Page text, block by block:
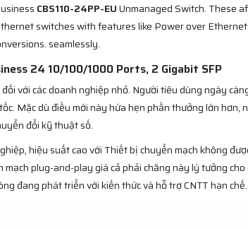
CBS110-24PP-EUUnmanaged Switch. These
switches with features like Power over
seamlessly.
24 10/100/1000 Ports, 2 Gigabit SFP
với các doanh nghiệp nhỏ. Người tiêu dùng ngày
Mặc dù điều mới này hứa hẹn phần thưởng lớn hơn,
đổi kỹ thuật số.
hiệu suất cao với Thiết bị chuyển mạch không
mạch plug-and-play giá cả phải chăng này lý tưởng cho
đang phát triển với kiến thức và hỗ trợ CNTT hạn chế.